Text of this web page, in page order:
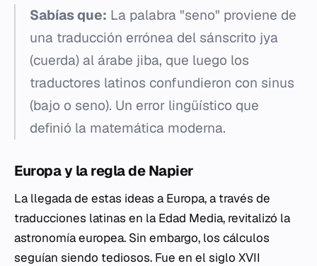
Sabías que: La palabra "seno" proviene de
una traducción errónea del sánscrito jya
(cuerda) al árabe jiba, que luego los
traductores latinos confundieron con sinus
(bajo o seno). Un error lingüístico que
definió la matemática moderna.
Europa y la regla de Napier
La llegada de estas ideas a Europa, a través de
traducciones latinas en la Edad Media, revitalizó la
astronomía europea. Sin embargo, los cálculos
seguían siendo tediosos. Fue en el siglo XVII